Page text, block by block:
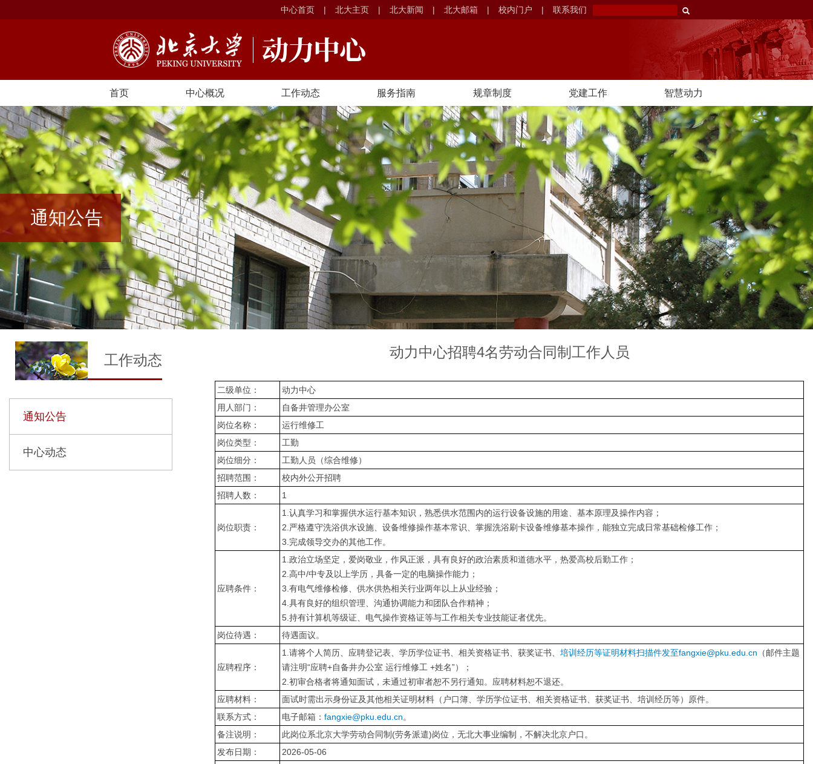
中心首页 | 北大主页 | 北大新闻 | 北大邮箱 | 校内门户 | 联系我们
首页 中心概况 工作动态 服务指南 规章制度 党建工作 智慧动力
通知公告
工作动态
通知公告
中心动态
动力中心招聘4名劳动合同制工作人员
二级单位：
动力中心
用人部门：
自备井管理办公室
岗位名称：
运行维修工
岗位类型：
工勤
岗位细分：
工勤人员（综合维修）
招聘范围：
校内外公开招聘
招聘人数：
1
岗位职责：
1.认真学习和掌握供水运行基本知识，熟悉供水范围内的运行设备设施的用途、基本原理及操作内容；
2.严格遵守洗浴供水设施、设备维修操作基本常识、掌握洗浴刷卡设备维修基本操作，能独立完成日常基础检修工作；
3.完成领导交办的其他工作。
应聘条件：
1.政治立场坚定，爱岗敬业，作风正派，具有良好的政治素质和道德水平，热爱高校后勤工作；
2.高中/中专及以上学历，具备一定的电脑操作能力；
3.有电气维修检修、供水供热相关行业两年以上从业经验；
4.具有良好的组织管理、沟通协调能力和团队合作精神；
5.持有计算机等级证、电气操作资格证等与工作相关专业技能证者优先。
岗位待遇：
待遇面议。
应聘程序：
1.请将个人简历、应聘登记表、学历学位证书、相关资格证书、获奖证书、 培训经历等证明材料扫描件发至fangxie@pku.edu.cn （邮件主题
请注明“应聘+自备井办公室 运行维修工 +姓名”）；
2.初审合格者将通知面试，未通过初审者恕不另行通知。应聘材料恕不退还。
应聘材料：
面试时需出示身份证及其他相关证明材料（户口簿、学历学位证书、相关资格证书、获奖证书、培训经历等）原件。
联系方式：
电子邮箱： fangxie@pku.edu.cn。
备注说明：
此岗位系北京大学劳动合同制(劳务派遣)岗位，无北大事业编制，不解决北京户口。
发布日期：
2026-05-06